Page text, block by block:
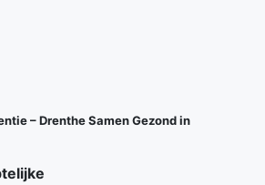
– Drenthe Samen Gezond in